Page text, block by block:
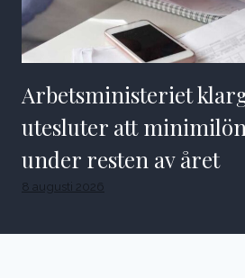
Arbetsministeriet
utesluter att
under resten av året
8 augusti 2026